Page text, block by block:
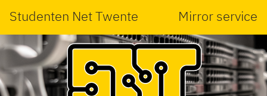
Studenten Net Twente Mirror service